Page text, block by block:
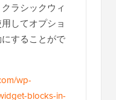
ラシックウィ
してオプショ
することがで
wp-
blocks-in-